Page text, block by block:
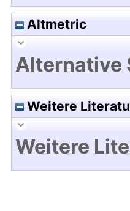
Altmetric
Alternative
Weitere
Weitere